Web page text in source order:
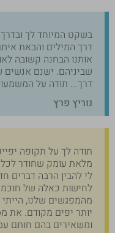
בשקט המיוחד לך ובדרך
דרך המילים והבאת
אותנו הבחנה קשובה
שביניהם. ישנם אנשים
דרך... תודה על
נוריץ פרץ
תודה לך על תקופה
מלאת עומק שחודר לכל
לי להבין הרבה דברים
לחישות כאלה של
מהמפגשים שלנו,
יותר יפים מקודם. את
ומשאירים בהם חותם